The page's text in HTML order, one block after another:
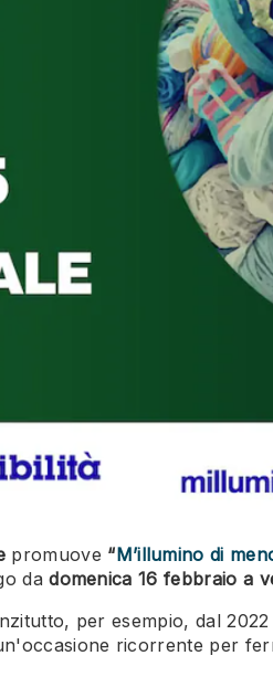
promuove “M’illumino di
dadomenica16 febbraio a
per esempio, dal
ricorrente per